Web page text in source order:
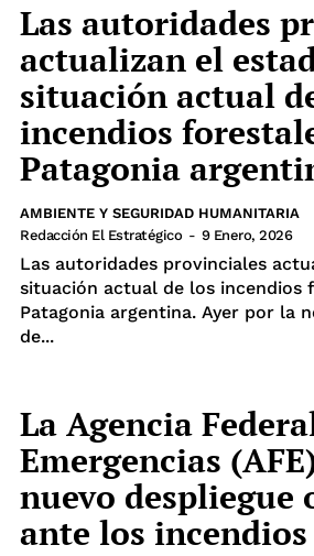
Las autoridades
actualizan el
situación actual
incendios
Patagonia
AMBIENTE Y SEGURIDAD HUMANITARIA
Redacción El Estratégico - 9 Enero, 2026
Las autoridades provinciales
situación actual de los incendios
Patagonia argentina. Ayer por la
de...
La Agencia
Emergencias
nuevo despliegue
ante los